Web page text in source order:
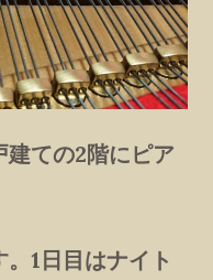
建ての2階にピア
1日目はナイト